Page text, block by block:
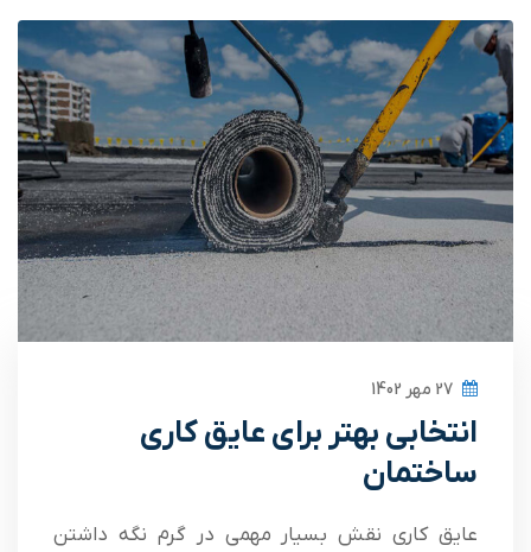
انتخابی بهتر برای عایق کاری
ساختمان
عایق کاری نقش بسیار مهمی در گرم نگه داشتن